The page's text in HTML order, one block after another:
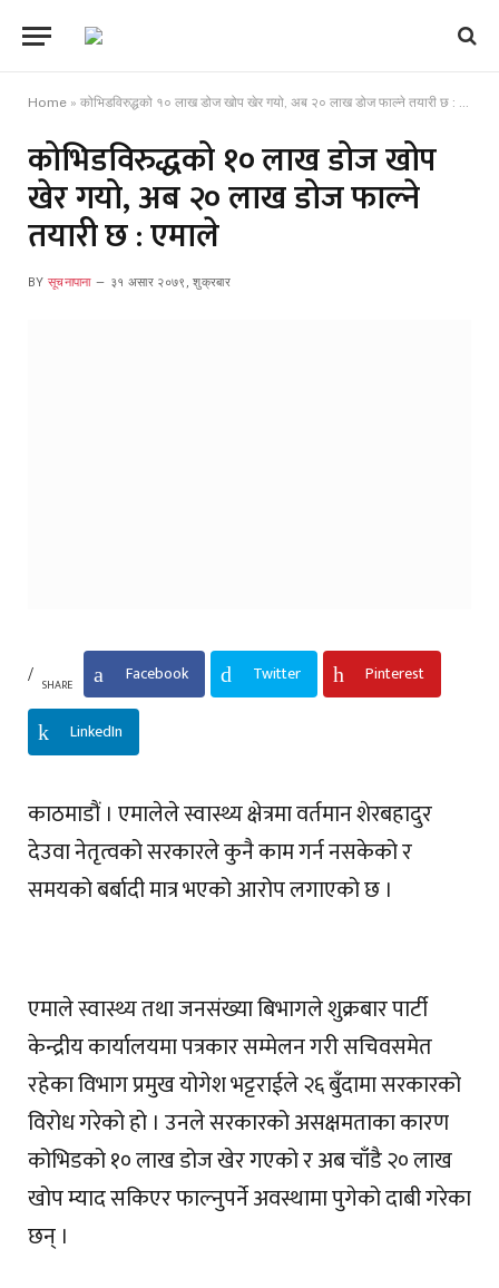
Home » कोभिडविरुद्धको १० लाख डोज खोप खेर गयो, अब २० लाख डोज फाल्ने तयारी छ : एमाले
कोभिडविरुद्धको १० लाख डोज खोप
खेर गयो, अब २० लाख डोज फाल्ने
तयारी छ : एमाले
BY सूचनापाना ३१ असार २०७९, शुक्रबार
SHARE Facebook Twitter Pinterest
LinkedIn
काठमाडौं । एमालेले स्वास्थ्य क्षेत्रमा वर्तमान शेरबहादुर
देउवा नेतृत्वको सरकारले कुनै काम गर्न नसकेको र
समयको बर्बादी मात्र भएको आरोप लगाएको छ ।
एमाले स्वास्थ्य तथा जनसंख्या बिभागले शुक्रबार पार्टी
केन्द्रीय कार्यालयमा पत्रकार सम्मेलन गरी सचिवसमेत
रहेका विभाग प्रमुख योगेश भट्टराईले २६ बुँदामा सरकारको
विरोध गरेको हो । उनले सरकारको असक्षमताका कारण
कोभिडको १० लाख डोज खेर गएको र अब चाँडै २० लाख
खोप म्याद सकिएर फाल्नुपर्ने अवस्थामा पुगेको दाबी गरेका
छन् ।